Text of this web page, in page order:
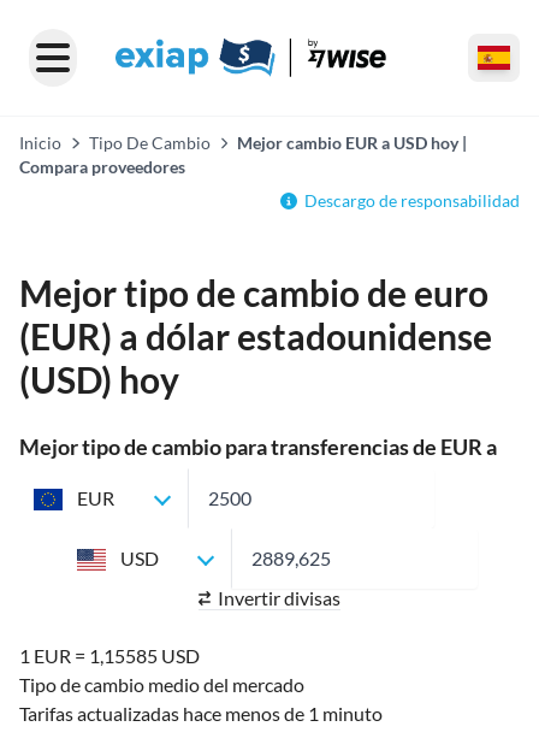
Inicio Tipo De Cambio
Mejor cambio EUR a USD hoy |
Compara proveedores
Descargo de responsabilidad
Mejor tipo de cambio de euro
(EUR) a dólar estadounidense
(USD) hoy
Mejor tipo de cambio para transferencias de EUR a
EUR
USD
Invertir divisas
1 EUR = 1,15585 USD
Tipo de cambio medio del mercado
Tarifas actualizadas hace menos de 1 minuto